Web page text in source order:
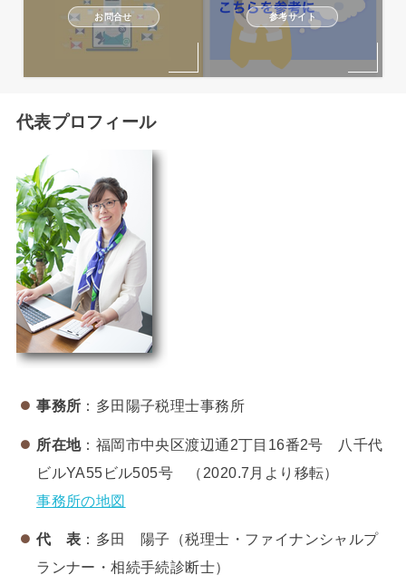
お問合せ 参考サイト
代表プロフィール
事務所 ：多田陽子税理士事務所
所在地：福岡市中央区渡辺通2丁目16番2号 八千代
ビルYA55ビル505号 （2020.7月より移転）
事務所の地図
代 表 ：多田 陽子（税理士・ファイナンシャルプ
ランナー・相続手続診断士）